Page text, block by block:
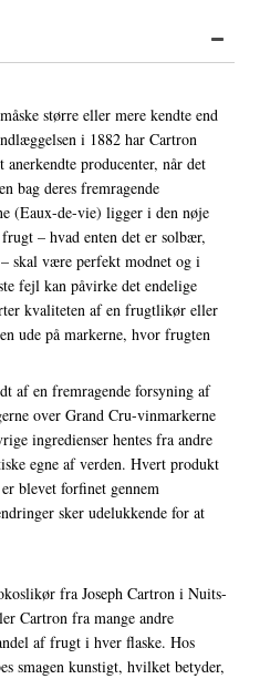
større eller mere kendte end
i 1882 har Cartron
producenter, når det
bag deres fremragende
(Eaux-de-vie) ligger i den nøje
– hvad enten det er solbær,
skal være perfekt modnet og i
fejl kan påvirke det endelige
kvaliteten af en frugtlikør eller
ude på markerne, hvor frugten
af en fremragende forsyning af
over Grand Cru-vinmarkerne
ingredienser hentes fra andre
egne af verden. Hvert produkt
blevet forfinet gennem
sker udelukkende for at
fra Joseph Cartron i Nuits-
Cartron fra mange andre
af frugt i hver flaske. Hos
smagen kunstigt, hvilket betyder,